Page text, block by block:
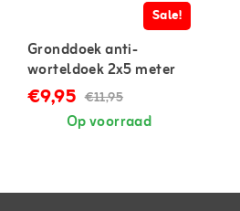
Sale!
Gronddoek anti-
worteldoek 2x5 meter
€9,95 €11,95
Op voorraad